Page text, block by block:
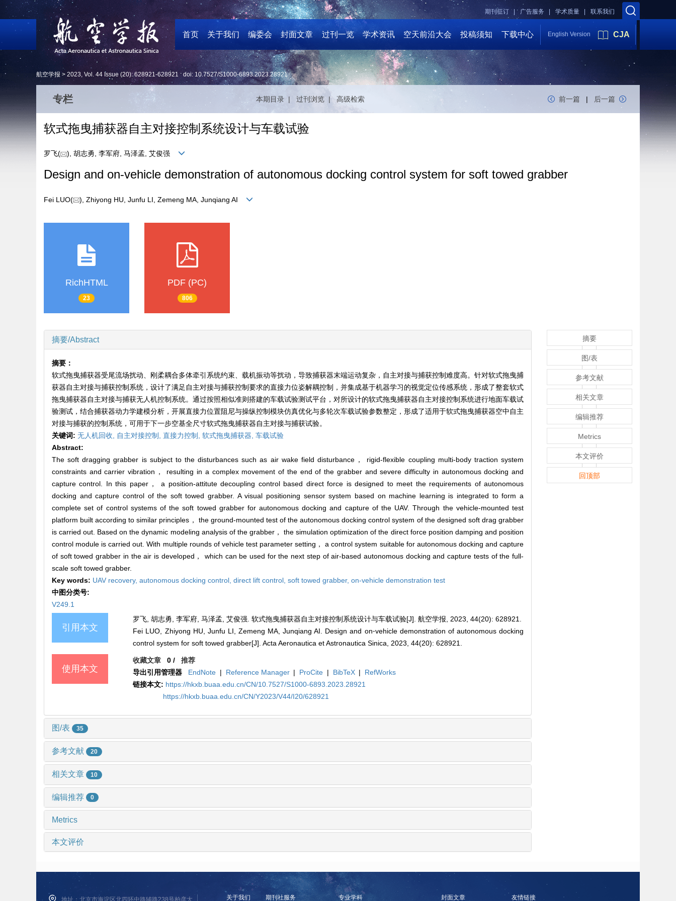
联系我们
学术质量 |
广告服务 |
期刊征订 |
首页 关于我们 编委会 封面文章 过刊一览 学术资讯 空天前沿大会 投稿须知 下载中心 English Version CJA
航空学报 > 2023, Vol. 44 Issue (20): 628921-628921 doi: 10.7527/S1000-6893.2023.28921
专栏 本期目录 | 过刊浏览 | 高级检索 前一篇 | 后一篇
软式拖曳捕获器自主对接控制系统设计与车载试验
罗飞( ), 胡志勇, 李军府, 马泽孟, 艾俊强
Design and on⁃vehicle demonstration of autonomous docking control system for soft towed grabber
Fei LUO( ), Zhiyong HU, Junfu LI, Zemeng MA, Junqiang AI
RichHTML
23
PDF (PC)
806
摘要/Abstract
摘要：
软式拖曳捕获器受尾流场扰动、刚柔耦合多体牵引系统约束、载机振动等扰动，导致捕获器末端运动复杂，自主对接与捕获控制难度高。针对软式拖曳捕
获器自主对接与捕获控制系统，设计了满足自主对接与捕获控制要求的直接力位姿解耦控制，并集成基于机器学习的视觉定位传感系统，形成了整套软式
拖曳捕获器自主对接与捕获无人机控制系统。通过按照相似准则搭建的车载试验测试平台，对所设计的软式拖曳捕获器自主对接控制系统进行地面车载试
验测试，结合捕获器动力学建模分析，开展直接力位置阻尼与操纵控制模块仿真优化与多轮次车载试验参数整定，形成了适用于软式拖曳捕获器空中自主
对接与捕获的控制系统，可用于下一步空基全尺寸软式拖曳捕获器自主对接与捕获试验。
关键词: 无人机回收, 自主对接控制, 直接力控制, 软式拖曳捕获器, 车载试验
Abstract:
The soft dragging grabber is subject to the disturbances such as air wake field disturbance， rigid-flexible coupling multi-body traction system
constraints and carrier vibration， resulting in a complex movement of the end of the grabber and severe difficulty in autonomous docking and
capture control. In this paper， a position-attitute decoupling control based direct force is designed to meet the requirements of autonomous
docking and capture control of the soft towed grabber. A visual positioning sensor system based on machine learning is integrated to form a
complete set of control systems of the soft towed grabber for autonomous docking and capture of the UAV. Through the vehicle-mounted test
platform built according to similar principles， the ground-mounted test of the autonomous docking control system of the designed soft drag grabber
is carried out. Based on the dynamic modeling analysis of the grabber， the simulation optimization of the direct force position damping and position
control module is carried out. With multiple rounds of vehicle test parameter setting， a control system suitable for autonomous docking and capture
of soft towed grabber in the air is developed， which can be used for the next step of air-based autonomous docking and capture tests of the full-
scale soft towed grabber.
Key words: UAV recovery, autonomous docking control, direct lift control, soft towed grabber, on-vehicle demonstration test
中图分类号:
V249.1
引用本文
罗飞, 胡志勇, 李军府, 马泽孟, 艾俊强. 软式拖曳捕获器自主对接控制系统设计与车载试验[J]. 航空学报, 2023, 44(20): 628921.
Fei LUO, Zhiyong HU, Junfu LI, Zemeng MA, Junqiang AI. Design and on⁃vehicle demonstration of autonomous docking
control system for soft towed grabber[J]. Acta Aeronautica et Astronautica Sinica, 2023, 44(20): 628921.
使用本文
收藏文章 0 /推荐
导出引用管理器
EndNote | Reference Manager | ProCite | BibTeX |
RefWorks
链接本文: https://hkxb.buaa.edu.cn/CN/10.7527/S1000-6893.2023.28921
https://hkxb.buaa.edu.cn/CN/Y2023/V44/I20/628921
图/表 35
参考文献 20
相关文章 10
编辑推荐 0
Metrics
本文评价
摘要
图/表
参考文献
相关文章
编辑推荐
Metrics
本文评价
回顶部
关于我们 期刊社服务 专业学科 封面文章 友情链接